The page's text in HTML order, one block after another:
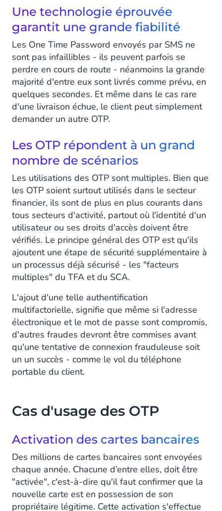
Une technologie éprouvée
garantit une grande fiabilité
Les One Time Password envoyés par SMS ne
sont pas infaillibles - ils peuvent parfois se
perdre en cours de route - néanmoins la grande
majorité d'entre eux sont livrés comme prévu, en
quelques secondes. Et même dans le cas rare
d'une livraison échue, le client peut simplement
demander un autre OTP.
Les OTP répondent à un grand
nombre de scénarios
Les utilisations des OTP sont multiples. Bien que
les OTP soient surtout utilisés dans le secteur
financier, ils sont de plus en plus courants dans
tous secteurs d'activité, partout où l'identité d'un
utilisateur ou ses droits d'accès doivent être
vérifiés. Le principe général des OTP est qu'ils
ajoutent une étape de sécurité supplémentaire à
un processus déjà sécurisé - les "facteurs
multiples" du TFA et du SCA.
L'ajout d'une telle authentification
multifactorielle, signifie que même si l'adresse
électronique et le mot de passe sont compromis,
d'autres fraudes devront être commises avant
qu'une tentative de connexion frauduleuse soit
un un succès - comme le vol du téléphone
portable du client.
Cas d'usage des OTP
Activation des cartes bancaires
Des millions de cartes bancaires sont envoyées
chaque année. Chacune d’entre elles, doit être
"activée", c'est-à-dire qu'il faut confirmer que la
nouvelle carte est en possession de son
propriétaire légitime. Cette activation s'effectue